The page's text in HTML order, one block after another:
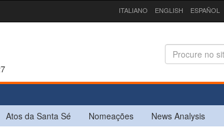
ITALIANO ENGLISH ESPAÑOL
Atos da Santa Sé Nomeações News Analysis